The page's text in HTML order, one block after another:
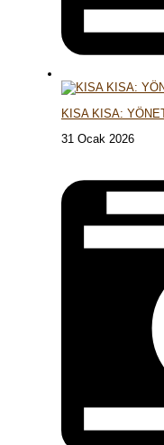
KISA KISA:
31 Ocak 2026